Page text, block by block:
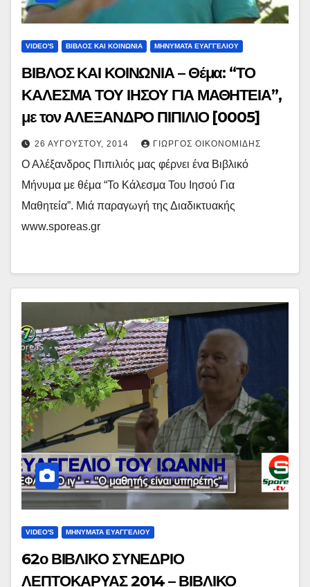
VIDEO'S ΒΙΒΛΟΣ ΚΑΙ ΚΟΙΝΩΝΙΑ ΜΗΝΥΜΑΤΑ ΕΥΑΓΓΕΛΙΟΥ
ΒΙΒΛΟΣ ΚΑΙ ΚΟΙΝΩΝΙΑ – Θέμα: “ΤΟ
ΚΑΛΕΣΜΑ ΤΟΥ ΙΗΣΟΥ ΓΙΑ ΜΑΘΗΤΕΙΑ”,
με τον ΑΛΕΞΑΝΔΡΟ ΠΙΠΙΛΙΟ [0005]
26 ΑΥΓΟΎΣΤΟΥ, 2014 ΓΙΏΡΓΟΣ ΟΙΚΟΝΟΜΊΔΗΣ
Ο Αλέξανδρος Πιπιλιός μας φέρνει ένα Βιβλικό
Μήνυμα με θέμα “Το Κάλεσμα Του Ιησού Για
Μαθητεία”. Μιά παραγωγή της Διαδικτυακής
www.sporeas.gr
VIDEO'S ΜΗΝΥΜΑΤΑ ΕΥΑΓΓΕΛΙΟΥ
62ο ΒΙΒΛΙΚΟ ΣΥΝΕΔΡΙΟ
ΛΕΠΤΟΚΑΡΥΑΣ 2014 – ΒΙΒΛΙΚΟ